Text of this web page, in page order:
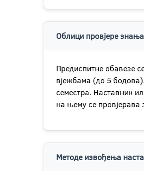
Облици провјере
Предиспитне обавезе
вјежбама (до 5
семестра. Наставник
на њему се
Методе извођења